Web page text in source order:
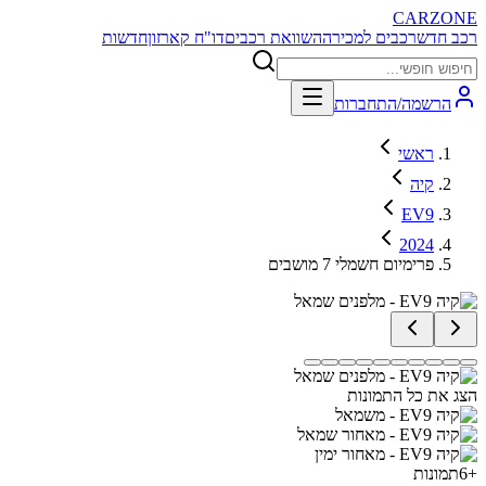
CARZONE
רכב חדשרכבים למכירההשוואת רכביםדו"ח קארזוןחדשות
הרשמה/התחברות
ראשי
קיה
EV9
2024
פרימיום חשמלי 7 מושבים
הצג את כל התמונות
+
6תמונות